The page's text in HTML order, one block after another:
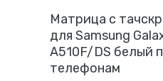
Матрица с
для Samsung
A510F/DS белый
телефонам